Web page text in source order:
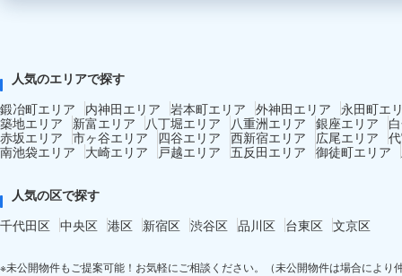
人気のエリアで探す
鍛冶町エリア
内神田エリア 岩本町エリア 外神田エリア
永田町エ
築地エリア
新富エリア 八丁堀エリア 八重洲エリア 銀座エリア
赤坂エリア 市ヶ谷エリア 四谷エリア 西新宿エリア 広尾エリア
南池袋エリア
大崎エリア 戸越エリア 五反田エリア 御徒町エリア
人気の区で探す
千代田区 中央区 港区 新宿区 渋谷区 品川区 台東区 文京区
※未公開物件もご提案可能！お気軽にご相談ください。（未公開物件は場合により